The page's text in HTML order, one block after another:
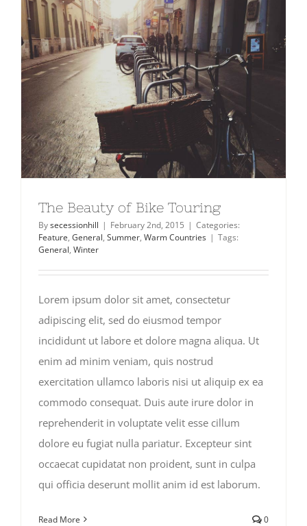
The Beauty of Bike Touring
Bysecessionhill | February 2nd, 2015 | Categories:
Feature, General, Summer, Warm Countries | Tags:
General, Winter
Lorem ipsum dolor sit amet, consectetur
adipiscing elit, sed do eiusmod tempor
incididunt ut labore et dolore magna aliqua. Ut
enim ad minim veniam, quis nostrud
exercitation ullamco laboris nisi ut aliquip ex ea
commodo consequat. Duis aute irure dolor in
reprehenderit in voluptate velit esse cillum
dolore eu fugiat nulla pariatur. Excepteur sint
occaecat cupidatat non proident, sunt in culpa
qui officia deserunt mollit anim id est laborum.
Read More 0